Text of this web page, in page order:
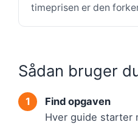
timeprisen er den
Sådan bruger
Find opgaven
Hver guide starter